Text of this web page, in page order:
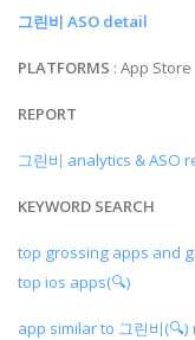
그린비 ASO detail
PLATFORMS : App Store
REPORT
그린비 analytics & ASO
KEYWORD SEARCH
top grossing apps and
top ios apps(🔍)
app similar to 그린비(🔍)